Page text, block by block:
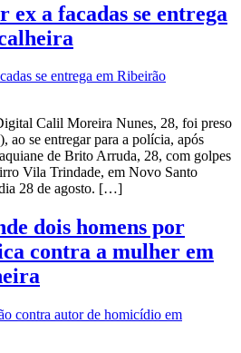
ex a facadas se entrega
Calil Moreira Nunes, 28, foi preso
ao se entregar para a polícia, após
de Brito Arruda, 28, com golpes
Vila Trindade, em Novo Santo
28 de agosto. […]
dois homens por
contra a mulher em